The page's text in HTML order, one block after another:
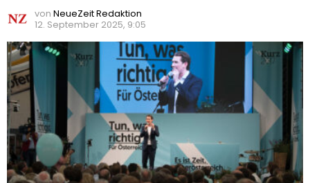
von NeueZeit Redaktion
12. September 2025, 9:05